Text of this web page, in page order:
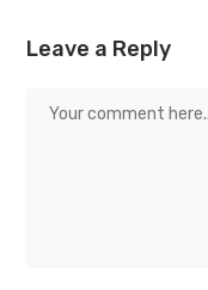
Leave a Reply